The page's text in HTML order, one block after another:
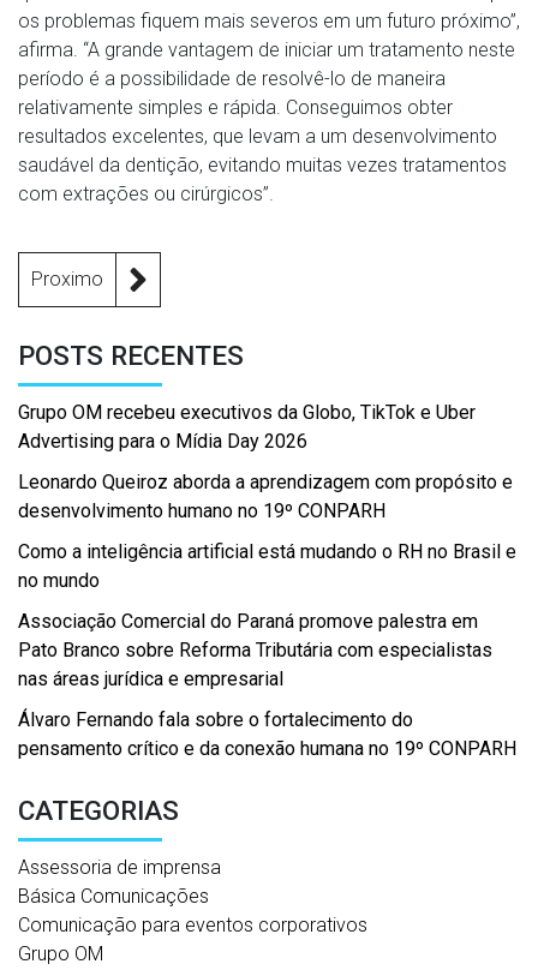
os problemas fiquem mais severos em um futuro próximo”,
afirma. “A grande vantagem de iniciar um tratamento neste
período é a possibilidade de resolvê-lo de maneira
relativamente simples e rápida. Conseguimos obter
resultados excelentes, que levam a um desenvolvimento
saudável da dentição, evitando muitas vezes tratamentos
com extrações ou cirúrgicos”.
Proximo
POSTS RECENTES
Grupo OM recebeu executivos da Globo, TikTok e Uber
Advertising para o Mídia Day 2026
Leonardo Queiroz aborda a aprendizagem com propósito e
desenvolvimento humano no 19º CONPARH
Como a inteligência artificial está mudando o RH no Brasil e
no mundo
Associação Comercial do Paraná promove palestra em
Pato Branco sobre Reforma Tributária com especialistas
nas áreas jurídica e empresarial
Álvaro Fernando fala sobre o fortalecimento do
pensamento crítico e da conexão humana no 19º CONPARH
CATEGORIAS
Assessoria de imprensa
Básica Comunicações
Comunicação para eventos corporativos
Grupo OM